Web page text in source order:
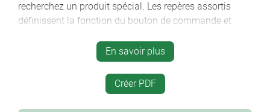
recherchez un produit spécial. Les repères assortis
définissent la fonction du bouton de commande et
conception de boutons esthétiques
***iF product design award ***
fixation latérale par vis sur axe rond selon DIN
En savoir plus
Créer PDF